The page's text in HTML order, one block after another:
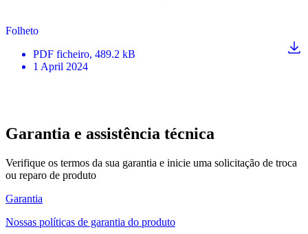
Folheto
PDF ficheiro, 489.2 kB
1 April 2024
Garantia e assistência técnica
Verifique os termos da sua garantia e inicie uma solicitação de troca
ou reparo de produto
Garantia
Nossas políticas de garantia do produto